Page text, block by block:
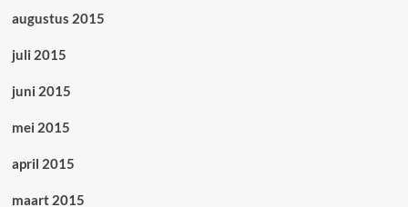
augustus 2015
juli 2015
juni 2015
mei 2015
april 2015
maart 2015